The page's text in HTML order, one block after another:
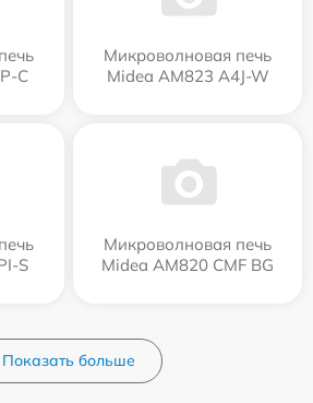
C
Микроволновая печь
Midea AM823 A4J-W
S
Микроволновая печь
Midea AM820 CMF BG
Показать больше